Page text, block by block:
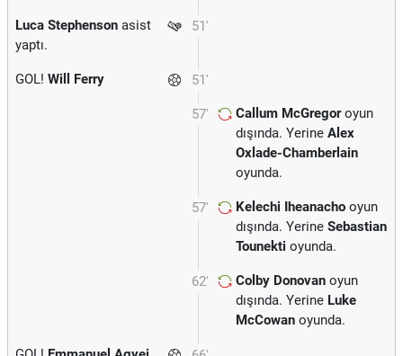
51'
Luca Stephenson asist
yaptı.
51'
GOL! Will Ferry
57' Callum McGregoroyun
dışında. Yerine Alex
Oxlade-Chamberlain
oyunda.
57' Kelechi Iheanacho oyun
dışında. Yerine Sebastian
Tounekti oyunda.
62' Colby Donovan oyun
dışında. Yerine Luke
McCowan oyunda.